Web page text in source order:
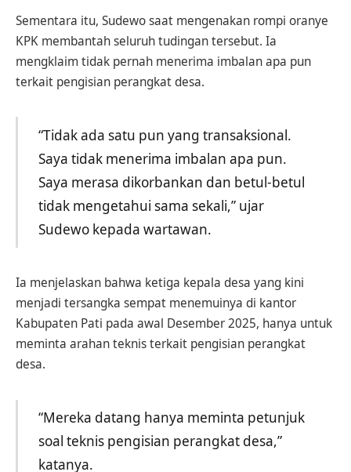
Sementara itu, Sudewo saat mengenakan rompi oranye
KPK membantah seluruh tudingan tersebut. Ia
mengklaim tidak pernah menerima imbalan apa pun
terkait pengisian perangkat desa.
“Tidak ada satu pun yang transaksional.
Saya tidak menerima imbalan apa pun.
Saya merasa dikorbankan dan betul-betul
tidak mengetahui sama sekali,” ujar
Sudewo kepada wartawan.
Ia menjelaskan bahwa ketiga kepala desa yang kini
menjadi tersangka sempat menemuinya di kantor
Kabupaten Pati pada awal Desember 2025, hanya untuk
meminta arahan teknis terkait pengisian perangkat
desa.
“Mereka datang hanya meminta petunjuk
soal teknis pengisian perangkat desa,”
katanya.